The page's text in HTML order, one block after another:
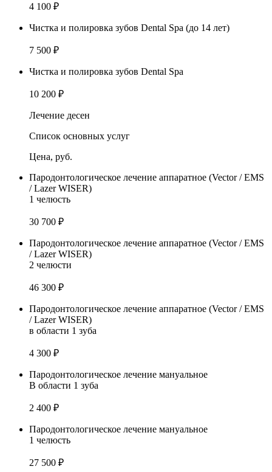
4 100 ₽
Чистка и полировка зубов Dental Spa (до 14 лет)
7 500 ₽
Чистка и полировка зубов Dental Spa
10 200 ₽
Лечение десен
Список основных услуг
Цена, руб.
Пародонтологическое лечение аппаратное (Vector / EMS
/ Lazer WISER)
1 челюсть
30 700 ₽
Пародонтологическое лечение аппаратное (Vector / EMS
/ Lazer WISER)
2 челюсти
46 300 ₽
Пародонтологическое лечение аппаратное (Vector / EMS
/ Lazer WISER)
в области 1 зуба
4 300 ₽
Пародонтологическое лечение мануальное
В области 1 зуба
2 400 ₽
Пародонтологическое лечение мануальное
1 челюсть
27 500 ₽